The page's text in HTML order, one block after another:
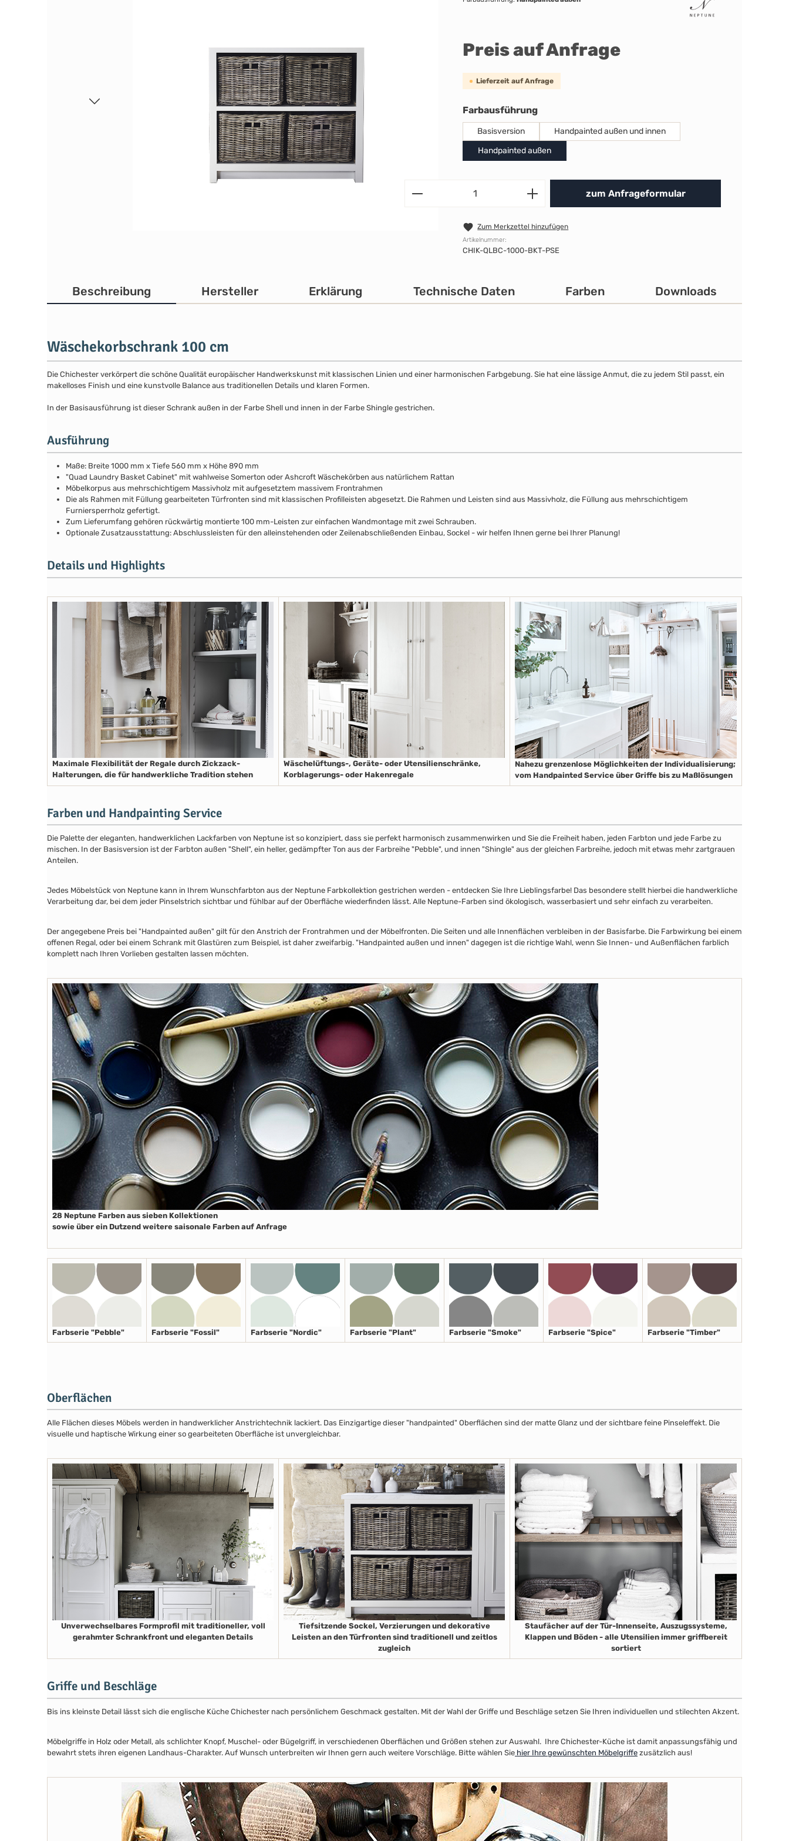
Preis auf Anfrage
Lieferzeit auf Anfrage
Farbausführungauswählen
Basisversion
Handpainted außen und innen
Handpainted außen
Produkt Anzahl: Gib den
zum Anfrageformular
Zum Merkzettel hinzufügen
Artikelnummer:
CHIK-QLBC-1000-BKT-PSE
Beschreibung Hersteller Erklärung Technische Daten Farben Downloads
Wäschekorbschrank 100 cm
Die Chichester verkörpert die schöne Qualität europäischer Handwerkskunst mit klassischen Linien und einer harmonischen Farbgebung. Sie hat eine lässige Anmut, die zu jedem Stil passt, ein
makelloses Finish und eine kunstvolle Balance aus traditionellen Details und klaren Formen.
In der Basisausführung ist dieser Schrank außen in der Farbe Shell und innen in der Farbe Shingle gestrichen.
Ausführung
Maße: Breite 1000 mm x Tiefe 560 mm x Höhe 890 mm
"Quad Laundry Basket Cabinet" mit wahlweise Somerton oder Ashcroft Wäschekörben aus natürlichem Rattan
Möbelkorpus aus mehrschichtigem Massivholz mit aufgesetztem massivem Frontrahmen
Die als Rahmen mit Füllung gearbeiteten Türfronten sind mit klassischen Profilleisten abgesetzt. Die Rahmen und Leisten sind aus Massivholz, die Füllung aus mehrschichtigem
Furniersperrholz gefertigt.
Zum Lieferumfang gehören rückwärtig montierte 100 mm-Leisten zur einfachen Wandmontage mit zwei Schrauben.
Optionale Zusatzausstattung: Abschlussleisten für den alleinstehenden oder Zeilenabschließenden Einbau, Sockel - wir helfen Ihnen gerne bei Ihrer Planung!
Details und Highlights
Maximale Flexibilität der Regale durch Zickzack-
Halterungen, die für handwerkliche Tradition stehen
Wäschelüftungs-, Geräte- oder Utensilienschränke,
Korblagerungs- oder Hakenregale
Nahezu grenzenlose Möglichkeiten der Individualisierung;
vom Handpainted Service über Griffe bis zu Maßlösungen
Farben und Handpainting Service
Die Palette der eleganten, handwerklichen Lackfarben von Neptune ist so konzipiert, dass sie perfekt harmonisch zusammenwirken und Sie die Freiheit haben, jeden Farbton und jede Farbe zu
mischen. In der Basisversion ist der Farbton außen "Shell", ein heller, gedämpfter Ton aus der Farbreihe "Pebble", und innen "Shingle" aus der gleichen Farbreihe, jedoch mit etwas mehr zartgrauen
Anteilen.
Jedes Möbelstück von Neptune kann in Ihrem Wunschfarbton aus der Neptune Farbkollektion gestrichen werden - entdecken Sie Ihre Lieblingsfarbe! Das besondere stellt hierbei die handwerkliche
Verarbeitung dar, bei dem jeder Pinselstrich sichtbar und fühlbar auf der Oberfläche wiederfinden lässt. Alle Neptune-Farben sind ökologisch, wasserbasiert und sehr einfach zu verarbeiten.
Der angegebene Preis bei "Handpainted außen" gilt für den Anstrich der Frontrahmen und der Möbelfronten. Die Seiten und alle Innenflächen verbleiben in der Basisfarbe. Die Farbwirkung bei einem
offenen Regal, oder bei einem Schrank mit Glastüren zum Beispiel, ist daher zweifarbig. "Handpainted außen und innen" dagegen ist die richtige Wahl, wenn Sie Innen- und Außenflächen farblich
komplett nach Ihren Vorlieben gestalten lassen möchten.
28 Neptune Farben aus sieben Kollektionen
sowie über ein Dutzend weitere saisonale Farben auf Anfrage
Farbserie "Pebble" Farbserie "Fossil" Farbserie "Nordic" Farbserie "Plant" Farbserie "Smoke" Farbserie "Spice" Farbserie "Timber"
Oberflächen
Alle Flächen dieses Möbels werden in handwerklicher Anstrichtechnik lackiert. Das Einzigartige dieser "handpainted" Oberflächen sind der matte Glanz und der sichtbare feine Pinseleffekt. Die
visuelle und haptische Wirkung einer so gearbeiteten Oberfläche ist unvergleichbar.
Unverwechselbares Formprofil mit traditioneller, voll
gerahmter Schrankfront und eleganten Details
Tiefsitzende Sockel, Verzierungen und dekorative
Leisten an den Türfronten sind traditionell und zeitlos
zugleich
Staufächer auf der Tür-Innenseite, Auszugssysteme,
Klappen und Böden - alle Utensilien immer griffbereit
sortiert
Griffe und Beschläge
Bis ins kleinste Detail lässt sich die englische Küche Chichester nach persönlichem Geschmack gestalten. Mit der Wahl der Griffe und Beschläge setzen Sie Ihren individuellen und stilechten Akzent.
Möbelgriffe in Holz oder Metall, als schlichter Knopf, Muschel- oder Bügelgriff, in verschiedenen Oberflächen und Größen stehen zur Auswahl. Ihre Chichester-Küche ist damit anpassungsfähig und
bewahrt stets ihren eigenen Landhaus-Charakter. Auf Wunsch unterbreiten wir Ihnen gern auch weitere Vorschläge. Bitte wählen Sie hier Ihre gewünschten Möbelgriffe zusätzlich aus!